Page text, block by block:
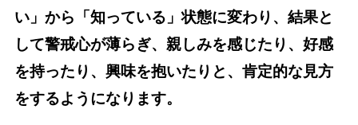
い」から「知っている」状態に変わり、結果と
して警戒心が薄らぎ、親しみを感じたり、好感
を持ったり、興味を抱いたりと、肯定的な見方
をするようになります。